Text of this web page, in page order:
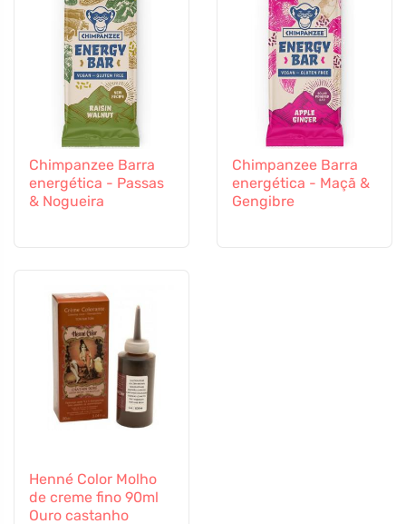
Chimpanzee Barra
energética - Passas
& Nogueira
Chimpanzee Barra
energética - Maçã &
Gengibre
Henné Color Molho
de creme fino 90ml
Ouro castanho